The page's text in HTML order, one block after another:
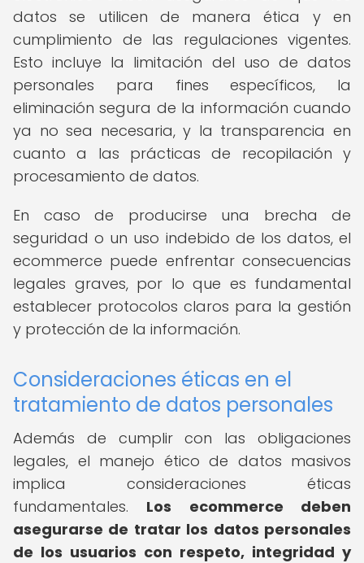
datos se utilicen de manera ética y en
cumplimiento de las regulaciones vigentes.
Esto incluye la limitación del uso de datos
personales para fines específicos, la
eliminación segura de la información cuando
ya no sea necesaria, y la transparencia en
cuanto a las prácticas de recopilación y
procesamiento de datos.
En caso de producirse una brecha de
seguridad o un uso indebido de los datos, el
ecommerce puede enfrentar consecuencias
legales graves, por lo que es fundamental
establecer protocolos claros para la gestión
y protección de la información.
Consideraciones éticas en el
tratamiento de datos personales
Además de cumplir con las obligaciones
legales, el manejo ético de datos masivos
implica consideraciones éticas
fundamentales. Los ecommerce deben
asegurarse de tratar los datos personales
de los usuarios con respeto, integridad y